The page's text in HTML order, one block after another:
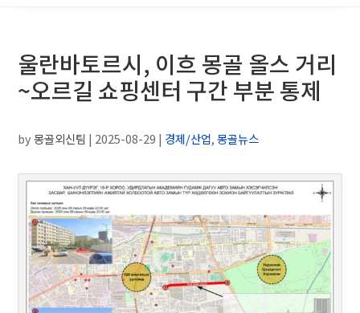
울란바토르시, 이흐 몽골 올스 거리
~오르길 쇼핑센터 구간 부분 통제
by몽골외신팀 | 2025-08-29 | 경제/산업,몽골뉴스